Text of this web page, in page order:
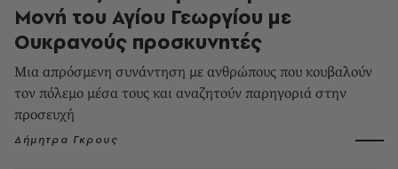
Μονή του Αγίου Γεωργίου με
Ουκρανούς προσκυνητές
Μια απρόσμενη συνάντηση με ανθρώπους που κουβαλούν
τον πόλεμο μέσα τους και αναζητούν παρηγοριά στην
προσευχή
Δήμητρα Γκρους